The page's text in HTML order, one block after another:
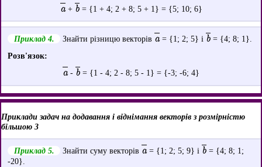
a+ b= {1 + 4; 2 + 8; 5 + 1} = {5; 10; 6}
Приклад 4. Знайти різницю векторів a= {1; 2; 5} і b = {4; 8; 1}.
Розв'язок:
a- b = {1 - 4; 2 - 8; 5 - 1} = {-3; -6; 4}
Приклади задач на додавання і віднімання векторів з розмірністю
більшою 3
Приклад 5. Знайти суму векторів a= {1; 2; 5; 9} і b = {4; 8; 1;
-20}.